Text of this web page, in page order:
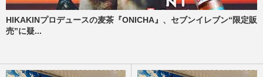
HIKAKINプロデュースの麦茶『ONICHA』、セブンイレブン“限定販
売”に疑...